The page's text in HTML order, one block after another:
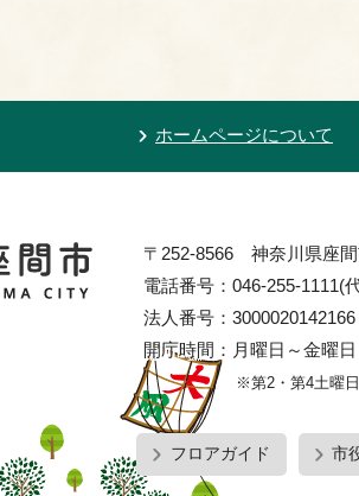
ホームページについて
〒252-8566 神奈川県座
電話番号：046-255-
法人番号：3000020142166
開庁時間：月曜日～金曜
※第2・第4土曜
フロアガイド 市